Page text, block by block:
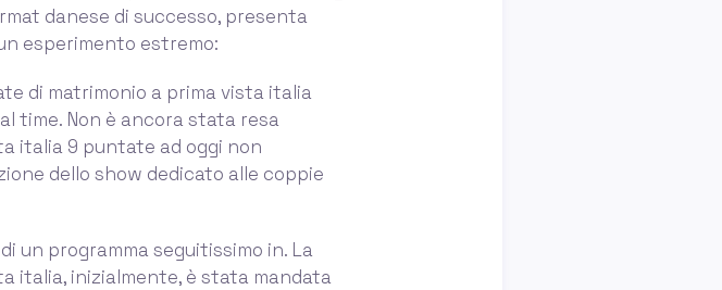
danese di successo, presenta
esperimento estremo:
di matrimonio a prima vista italia
time. Non è ancora stata resa
italia 9 puntate ad oggi non
dello show dedicato alle coppie
un programma seguitissimo in. La
italia, inizialmente, è stata mandata